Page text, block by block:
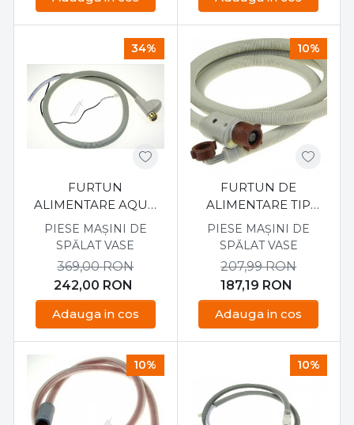
34%
FURTUN
ALIMENTARE AQUA
STOP PENTRU
MASINA DE SPALAT
481253029403
PIESE MAȘINI DE
SPĂLAT VASE
242,00 RON
369,00RON
Adauga in cos
10%
FURTUN DE
ALIMENTARE TIP
AQUA STOP PENTRU
MASINA DE SPALAT
PIESE MAȘINI DE
SPĂLAT VASE
187,19 RON
207,99RON
Adauga in cos
10% 10%